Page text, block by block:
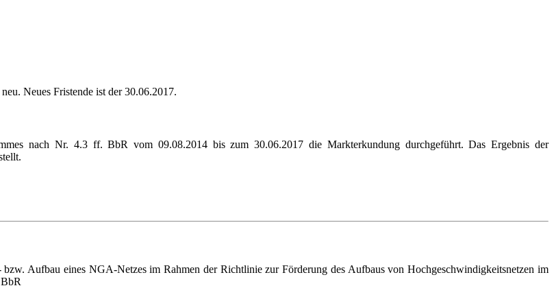
Neues Fristende ist der 30.06.2017.
nach Nr. 4.3 ff. BbR vom 09.08.2014 bis zum 30.06.2017 die Markterkundung durchgeführt. Das Ergebnis der
Aufbau eines NGA-Netzes im Rahmen der Richtlinie zur Förderung des Aufbaus von Hochgeschwindigkeitsnetzen im